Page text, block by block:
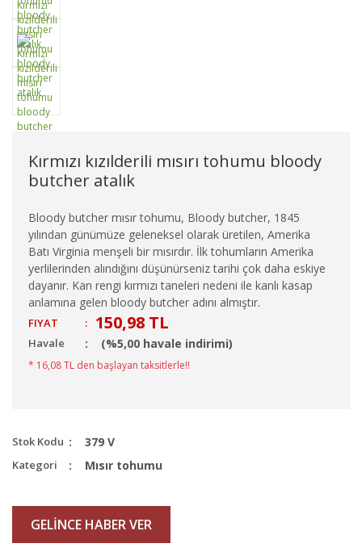
Kırmızı kızılderili mısırı tohumu bloody
butcher atalık
Bloody butcher mısır tohumu, Bloody butcher, 1845
yılından günümüze geleneksel olarak üretilen, Amerika
Batı Virginia menşeli bir mısırdır. İlk tohumların Amerika
yerlilerinden alındığını düşünürseniz tarihi çok daha eskiye
dayanır. Kan rengi kırmızı taneleri nedeni ile kanlı kasap
anlamına gelen bloody butcher adını almıştır.
FIYAT : 150,98 TL
Havale (%5,00 havale indirimi)
* 16,08 TL den başlayan taksitlerle!!
Stok Kodu 379 V
Kategori Mısır tohumu
GELİNCE HABER VER